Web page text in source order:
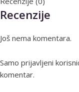
Recenzije
Još nema komentara.
Samo prijavljeni
komentar.